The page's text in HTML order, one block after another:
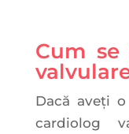
Cum se
Dacă aveți
cardiolog